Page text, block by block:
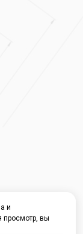
и
просмотр, вы